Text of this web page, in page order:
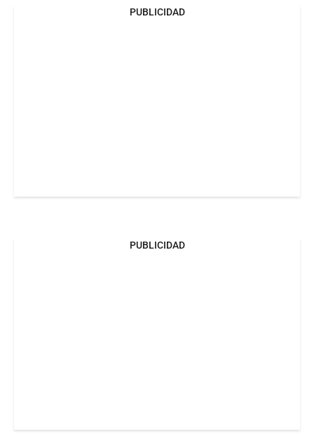
PUBLICIDAD
PUBLICIDAD